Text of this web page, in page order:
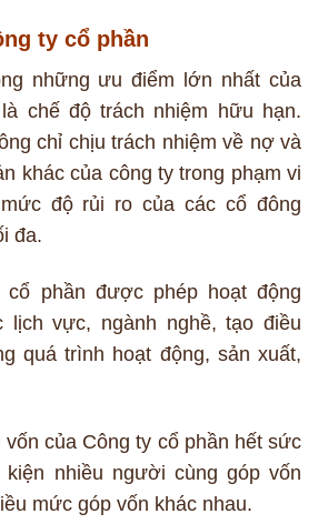
ty cổ phần
những ưu điểm lớn nhất của
chế độ trách nhiệm hữu hạn.
chỉ chịu trách nhiệm về nợ và
khác của công ty trong phạm vi
độ rủi ro của các cổ đông
đa.
phần được phép hoạt động
lịch vực, ngành nghề, tạo điều
quá trình hoạt động, sản xuất,
của Công ty cổ phần hết sức
kiện nhiều người cùng góp vốn
mức góp vốn khác nhau.